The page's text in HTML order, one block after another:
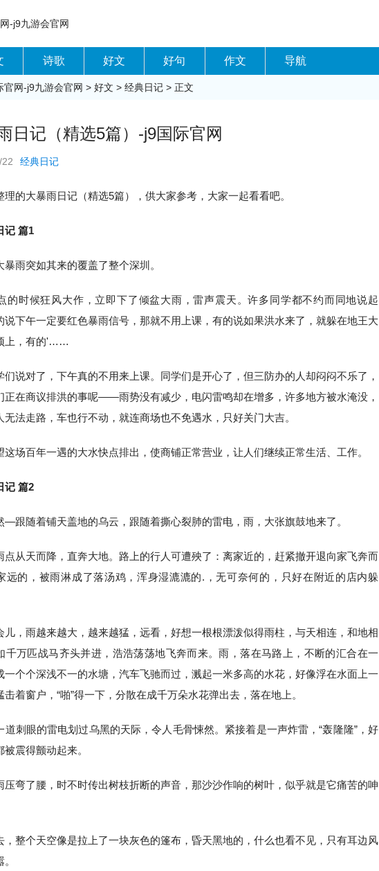
-j9九游会官网
诗歌 好文 好句 作文 导航
官网-j9九游会官网 > 好文 > 经典日记 > 正文
日记（精选5篇）-j9国际官网
经典日记
理的大暴雨日记（精选5篇），供大家参考，大家一起看看吧。
记 篇1
暴雨突如其来的覆盖了整个深圳。
的时候狂风大作，立即下了倾盆大雨，雷声震天。许多同学都不约而同地说起
说下午一定要红色暴雨信号，那就不用上课，有的说如果洪水来了，就躲在地王大
上，有的'……
们说对了，下午真的不用来上课。同学们是开心了，但三防办的人却闷闷不乐了，
正在商议排洪的事呢——雨势没有减少，电闪雷鸣却在增多，许多地方被水淹没，
无法走路，车也行不动，就连商场也不免遇水，只好关门大吉。
这场百年一遇的大水快点排出，使商铺正常营业，让人们继续正常生活、工作。
记 篇2
—跟随着铺天盖地的乌云，跟随着撕心裂肺的雷电，雨，大张旗鼓地来了。
点从天而降，直奔大地。路上的行人可遭殃了：离家近的，赶紧撤开退向家飞奔而
远的，被雨淋成了落汤鸡，浑身湿漉漉的.，无可奈何的，只好在附近的店内躲
儿，雨越来越大，越来越猛，远看，好想一根根漂泼似得雨柱，与天相连，和地相
千万匹战马齐头并进，浩浩荡荡地飞奔而来。雨，落在马路上，不断的汇合在一
一个个深浅不一的水塘，汽车飞驰而过，溅起一米多高的水花，好像浮在水面上一
击着窗户，“啪”得一下，分散在成千万朵水花弹出去，落在地上。
道刺眼的雷电划过乌黑的天际，令人毛骨悚然。紧接着是一声炸雷，“轰隆隆”，好
被震得颤动起来。
压弯了腰，时不时传出树枝折断的声音，那沙沙作响的树叶，似乎就是它痛苦的呻
，整个天空像是拉上了一块灰色的篷布，昏天黑地的，什么也看不见，只有耳边风